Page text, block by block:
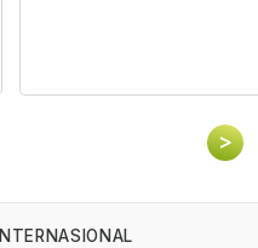
>
INTERNASIONAL